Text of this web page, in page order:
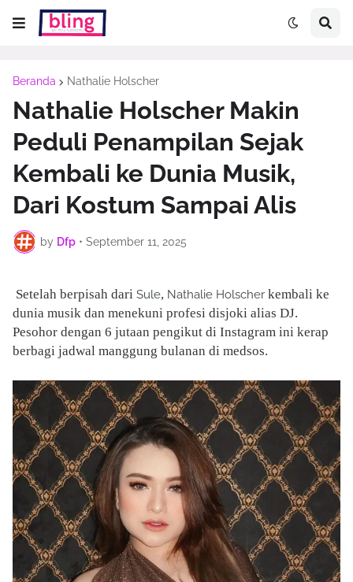
Beranda Nathalie Holscher
Nathalie Holscher Makin
Peduli Penampilan Sejak
Kembali ke Dunia Musik,
Dari Kostum Sampai Alis
by Dfp • September 11, 2025
Setelah berpisah dari Sule, Nathalie Holscher kembali ke
dunia musik dan menekuni profesi disjoki alias DJ.
Pesohor dengan 6 jutaan pengikut di Instagram ini kerap
berbagi jadwal manggung bulanan di medsos.